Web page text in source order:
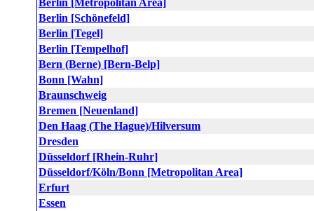
Berlin [Schönefeld]
Berlin [Tegel]
Berlin [Tempelhof]
Bern (Berne) [Bern-Belp]
Bonn [Wahn]
Braunschweig
Bremen [Neuenland]
Den Haag (The Hague)/Hilversum
Dresden
Düsseldorf [Rhein-Ruhr]
Düsseldorf/Köln/Bonn [Metropolitan Area]
Erfurt
Essen